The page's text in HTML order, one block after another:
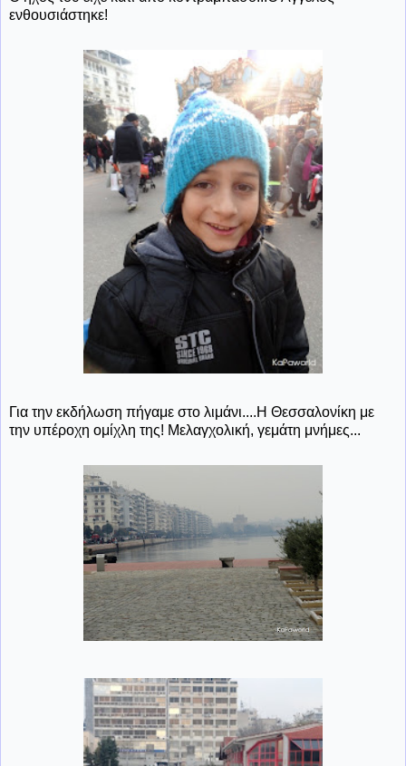
ενθουσιάστηκε!
Για την εκδήλωση πήγαμε στο λιμάνι....Η Θεσσαλονίκη με
την υπέροχη ομίχλη της! Μελαγχολική, γεμάτη μνήμες...